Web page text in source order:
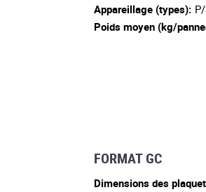
Appareillage (types):
Poids moyen (kg/
FORMAT GC
Dimensions des